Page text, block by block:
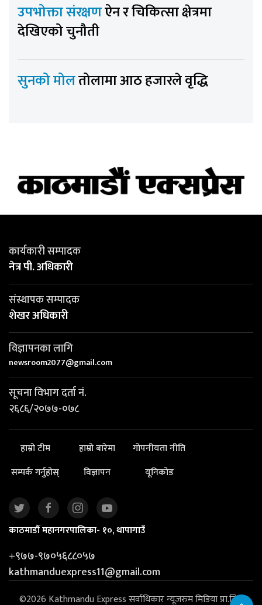
उपभोक्ता संरक्षणऐन र चिकित्सा क्षेत्रमा
देखिएको चुनौती
सुनको मोलतोलामा आठ हजारले वृद्धि
कार्यकारी सम्पादक
नेत्र पी. अधिकारी
संस्थापक सम्पादक
शेखर अधिकारी
विज्ञापनका लागि
newsroom2077@gmail.com
सूचना विभाग दर्ता नं.
२६८६/२०७७-०७८
हाम्रो टीम हाम्रो बारेमा
गोपनीयता नीति
सम्पर्क गर्नुहोस्
विज्ञापन यूनिकोड
काठमाडौं महानगरपालिका- १०, थापागाउँ
+९७७-९७०५६८८०५७
kathmanduexpress11@gmail.com
©2026 Kathmandu Express सर्वाधिकार न्यूजरुम मिडिया प्रा.लि. |